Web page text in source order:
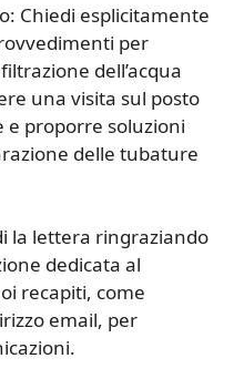
Chiedi esplicitamente
per
dell’acqua
una visita sul posto
e proporre soluzioni
delle tubature
la lettera ringraziando
dedicata al
recapiti, come
email, per